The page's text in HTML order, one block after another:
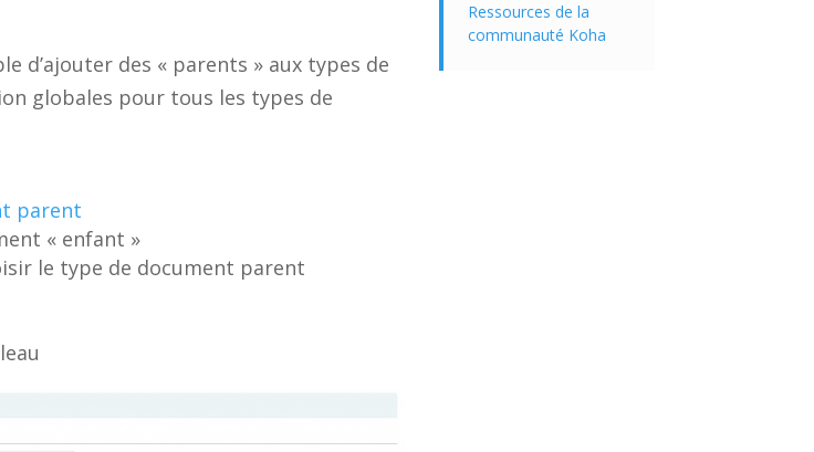
d’ajouter des « parents » aux types de
globales pour tous les types de
parent
« enfant »
le type de document parent
Ressources de la
communauté Koha